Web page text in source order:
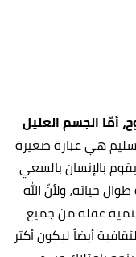
أمّا الجسم العليل
هي عبارة صغيرة
بالإنسان بالسعي
حياته، ولأنّ الله
عقله من جميع
أيضاً ليكون أكثر